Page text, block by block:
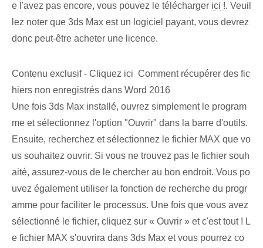
e l'avez pas encore, vous pouvez le télécharger ici !. Veuil
lez noter que 3ds Max est un logiciel payant, vous devrez
donc peut-être acheter une licence.
Contenu exclusif - Cliquez ici Comment récupérer des fic
hiers non enregistrés dans Word 2016
Une fois 3ds Max installé, ouvrez simplement le program
me et sélectionnez l'option "Ouvrir" dans la barre d'outils. ​
Ensuite, recherchez et sélectionnez le fichier MAX que vo
us souhaitez ouvrir. Si vous ne trouvez pas le fichier souh
aité, assurez-vous de le chercher au bon endroit. Vous po
uvez également utiliser la fonction de recherche du progr
amme pour faciliter le processus. Une fois que vous avez
sélectionné le fichier, cliquez sur « Ouvrir » ‍et c'est tout ! L
e fichier MAX s'ouvrira dans 3ds Max et vous pourrez co